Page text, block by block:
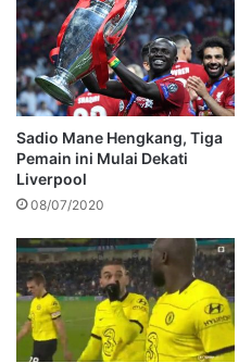
Sadio Mane Hengkang, Tiga
Pemain ini Mulai Dekati
Liverpool
08/07/2020